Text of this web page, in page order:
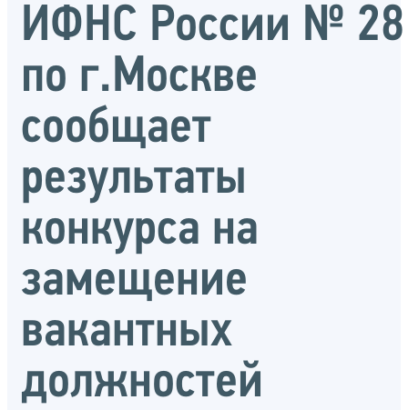
ИФНС России № 28
по г.Москве
сообщает
результаты
конкурса на
замещение
вакантных
должностей